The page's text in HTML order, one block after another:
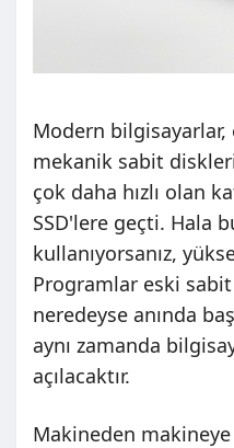
Modern
mekanik sabit
çok daha hızlı olan
SSD'lere geçti. Hala
kullanıyorsanız,
Programlar eski
neredeyse anında
aynı zamanda
açılacaktır.
Makineden